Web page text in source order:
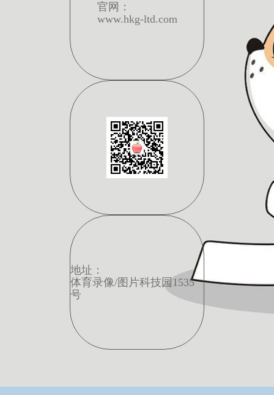
官网：
www.hkg-ltd.com
地址：
体育录像/图片科技园1535
号